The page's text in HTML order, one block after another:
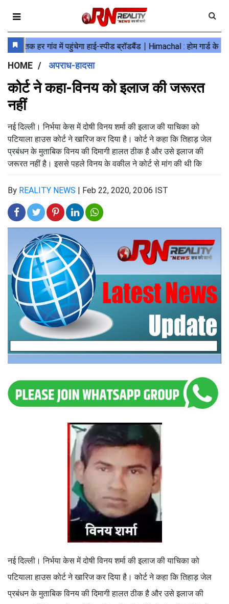
HOME अपराध-हादसा
कोर्ट ने कहा-विनय को इलाज की जरूरत
नहीं
नई दिल्ली। निर्भया केस में दोषी विनय शर्मा की इलाज की याचिका को
पटियाला हाउस कोर्ट ने खारिज कर दिया है। कोर्ट ने कहा कि तिहाड़ जेल
प्रबंधन के मुताबिक विनय की दिमागी हालत ठीक है और उसे इलाज की
जरूरत नहीं है। इससे पहले विनय के वकील ने कोर्ट से मांग की थी कि
By REALITY NEWS | Feb 22, 2020, 20:06 IST
नई दिल्ली। निर्भया केस में दोषी विनय शर्मा की इलाज की याचिका को
पटियाला हाउस कोर्ट ने खारिज कर दिया है। कोर्ट ने कहा कि तिहाड़ जेल
प्रबंधन के मुताबिक विनय की दिमागी हालत ठीक है और उसे इलाज की